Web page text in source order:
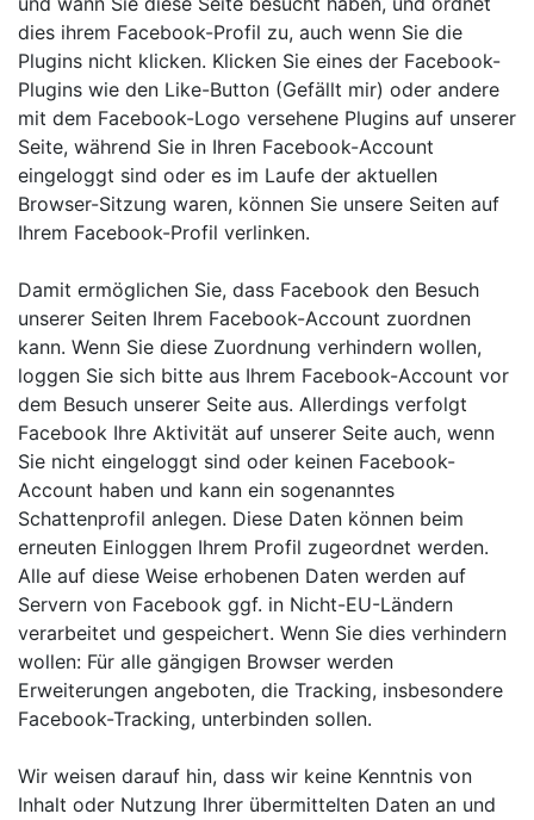
dies ihrem Facebook-Profil zu, auch wenn Sie die
Plugins nicht klicken. Klicken Sie eines der Facebook-
Plugins wie den Like-Button (Gefällt mir) oder andere
mit dem Facebook-Logo versehene Plugins auf unserer
Seite, während Sie in Ihren Facebook-Account
eingeloggt sind oder es im Laufe der aktuellen
Browser-Sitzung waren, können Sie unsere Seiten auf
Ihrem Facebook-Profil verlinken.
Damit ermöglichen Sie, dass Facebook den Besuch
unserer Seiten Ihrem Facebook-Account zuordnen
kann. Wenn Sie diese Zuordnung verhindern wollen,
loggen Sie sich bitte aus Ihrem Facebook-Account vor
dem Besuch unserer Seite aus. Allerdings verfolgt
Facebook Ihre Aktivität auf unserer Seite auch, wenn
Sie nicht eingeloggt sind oder keinen Facebook-
Account haben und kann ein sogenanntes
Schattenprofil anlegen. Diese Daten können beim
erneuten Einloggen Ihrem Profil zugeordnet werden.
Alle auf diese Weise erhobenen Daten werden auf
Servern von Facebook ggf. in Nicht-EU-Ländern
verarbeitet und gespeichert. Wenn Sie dies verhindern
wollen: Für alle gängigen Browser werden
Erweiterungen angeboten, die Tracking, insbesondere
Facebook-Tracking, unterbinden sollen.
Wir weisen darauf hin, dass wir keine Kenntnis von
Inhalt oder Nutzung Ihrer übermittelten Daten an und